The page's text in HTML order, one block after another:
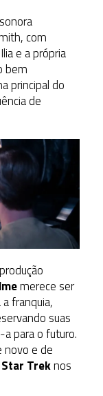
com
e a própria
bem
principal do
de
merece ser
franquia,
suas
para o futuro.
novo e de
Star Treknos